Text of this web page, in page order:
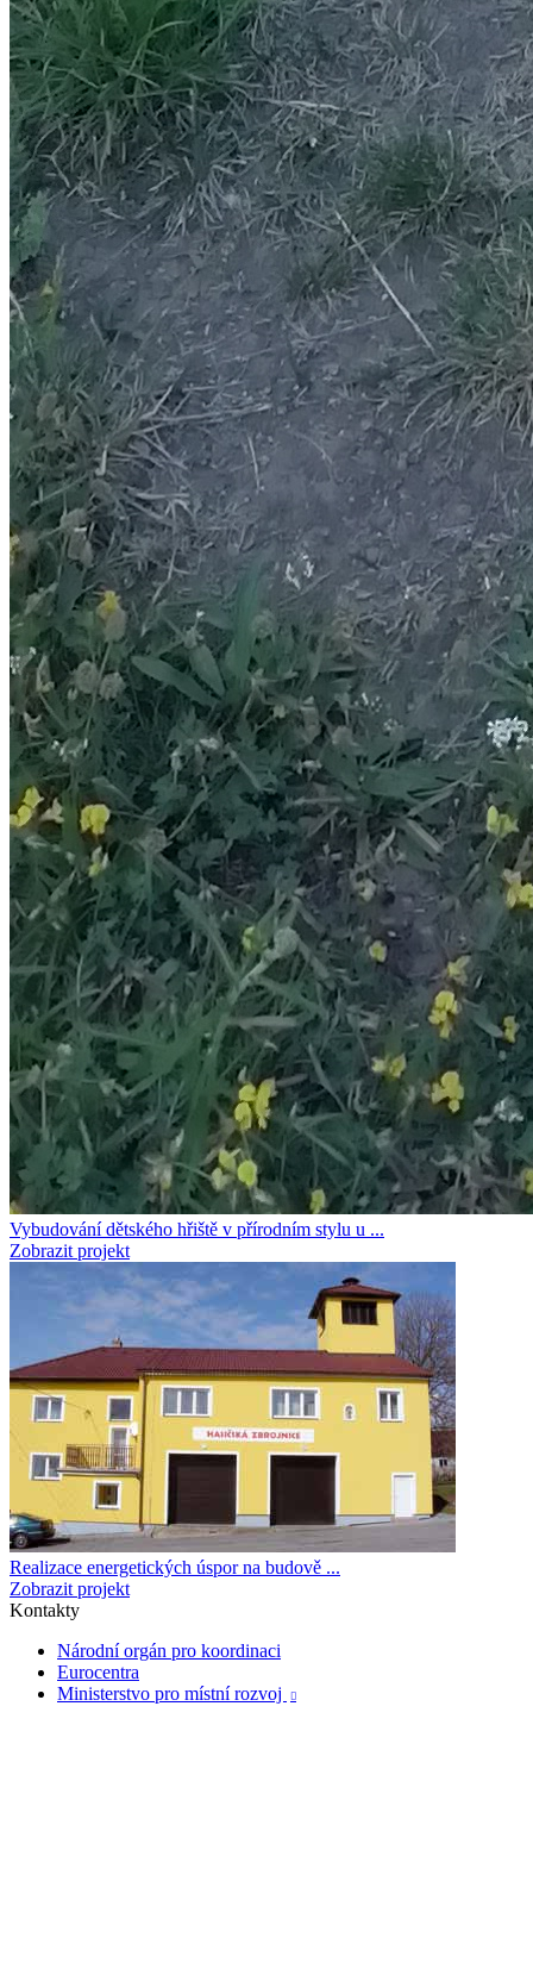
Vybudování dětského hřiště v přírodním stylu u ...
Zobrazit projekt
Realizace energetických úspor na budově ...
Zobrazit projekt
Kontakty
Národní orgán pro koordinaci
Eurocentra
Ministerstvo pro místní rozvoj
